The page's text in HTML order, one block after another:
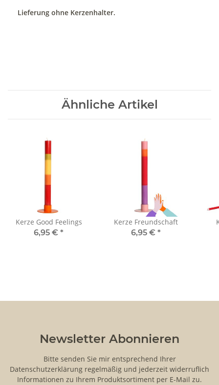
Lieferung ohne Kerzenhalter.
Ähnliche Artikel
Kerze Good Feelings
6,95 € *
Kerze Freundschaft
6,95 € *
Newsletter Abonnieren
Bitte senden Sie mir entsprechend Ihrer
Datenschutzerklärung regelmäßig und jederzeit widerruflich
Informationen zu Ihrem Produktsortiment per E-Mail zu.